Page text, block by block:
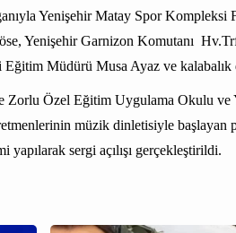
Yenişehir Matay Spor Kompleksi
Yenişehir Garnizon Komutanı
Müdürü Musa Ayaz ve kalabalık
Zorlu Özel Eğitim Uygulama Okulu ve
müzik dinletisiyle başlayan
sergi açılışı gerçekleştirildi.